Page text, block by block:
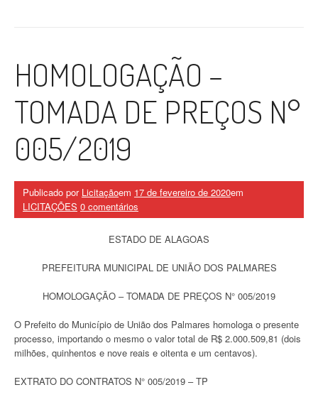
HOMOLOGAÇÃO –
TOMADA DE PREÇOS N°
005/2019
Publicado por Licitaçãoem 17 de fevereiro de 2020em
LICITAÇÕES 0 comentários
ESTADO DE ALAGOAS
PREFEITURA MUNICIPAL DE UNIÃO DOS PALMARES
HOMOLOGAÇÃO – TOMADA DE PREÇOS N° 005/2019
O Prefeito do Município de União dos Palmares homologa o presente
processo, importando o mesmo o valor total de R$ 2.000.509,81 (dois
milhões, quinhentos e nove reais e oitenta e um centavos).
EXTRATO DO CONTRATOS N° 005/2019 – TP